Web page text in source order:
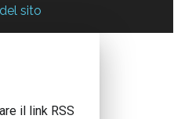
sito
il link RSS